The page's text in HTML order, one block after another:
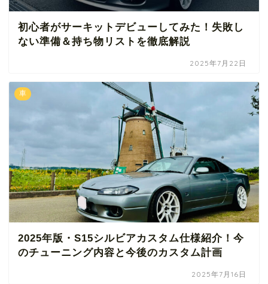
初心者がサーキットデビューしてみた！失敗し
ない準備＆持ち物リストを徹底解説
2025年7月22日
車
2025年版・S15シルビアカスタム仕様紹介！今
のチューニング内容と今後のカスタム計画
2025年7月16日